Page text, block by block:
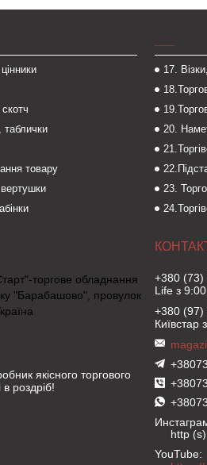
таблички
товару
17.
20.
23.
торгове обладнання
"Барабашово", провулок
якісного торгового
роздріб!
+380 (73)
Life з
+380 (97)
Київстар
http
YouTube